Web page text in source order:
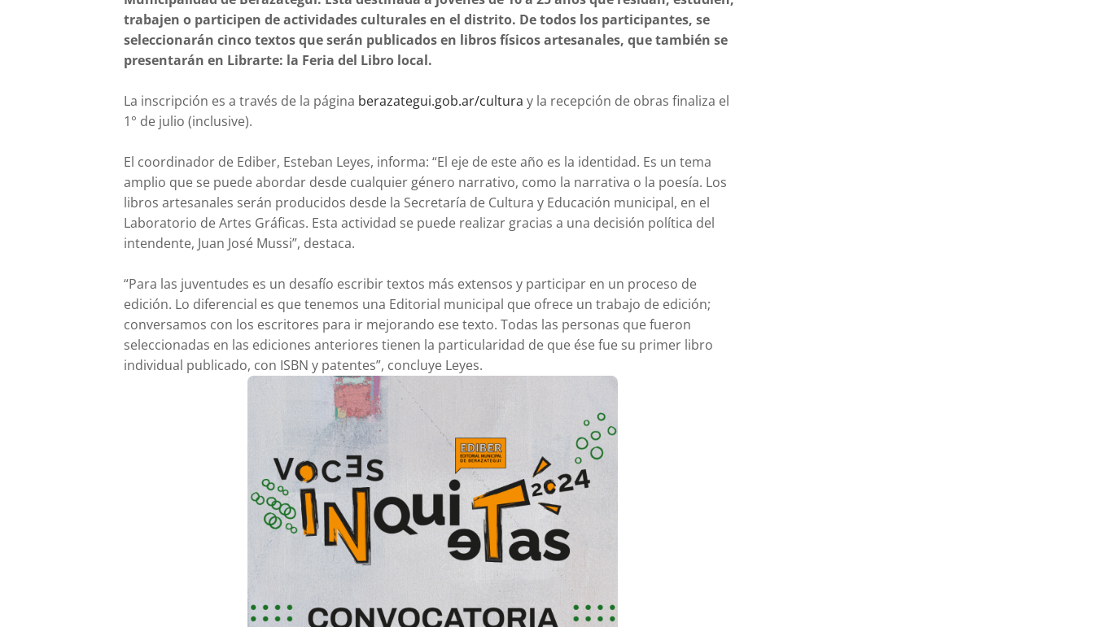
trabajen o participen de actividades culturales en el distrito. De todos los participantes, se
seleccionarán cinco textos que serán publicados en libros físicos artesanales, que también se
presentarán en Librarte: la Feria del Libro local.
La inscripción es a través de la página berazategui.gob.ar/cultura y la recepción de obras finaliza el
1° de julio (inclusive).
El coordinador de Ediber, Esteban Leyes, informa: “El eje de este año es la identidad. Es un tema
amplio que se puede abordar desde cualquier género narrativo, como la narrativa o la poesía. Los
libros artesanales serán producidos desde la Secretaría de Cultura y Educación municipal, en el
Laboratorio de Artes Gráficas. Esta actividad se puede realizar gracias a una decisión política del
intendente, Juan José Mussi”, destaca.
“Para las juventudes es un desafío escribir textos más extensos y participar en un proceso de
edición. Lo diferencial es que tenemos una Editorial municipal que ofrece un trabajo de edición;
conversamos con los escritores para ir mejorando ese texto. Todas las personas que fueron
seleccionadas en las ediciones anteriores tienen la particularidad de que ése fue su primer libro
individual publicado, con ISBN y patentes”, concluye Leyes.